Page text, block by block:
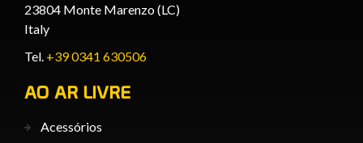
23804 Monte Marenzo (LC)
Italy
Tel. +39 0341 630506
AO AR LIVRE
Acessórios